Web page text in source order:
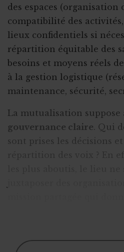
des espaces (organisation
compatibilité des
lieux confidentiels si
répartition équitable des
besoins et moyens réels
à la gestion logistique
maintenance, sécurité,
La mutualisation suppose
gouvernance claire. Qui
sont prises les décisions